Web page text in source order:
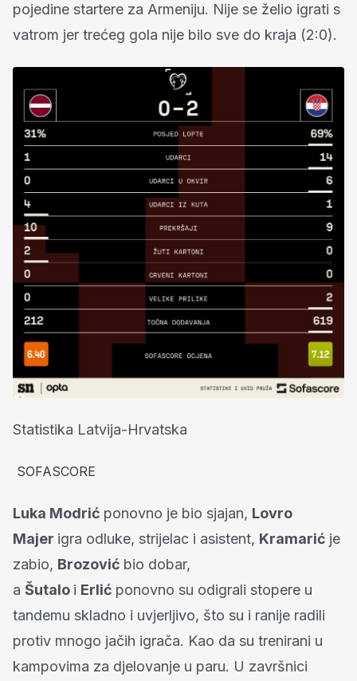
pojedine startere za Armeniju. Nije se želio igrati s
vatrom jer trećeg gola nije bilo sve do kraja (2:0).
Statistika Latvija-Hrvatska
SOFASCORE
Luka Modrić ponovno je bio sjajan, Lovro
Majer igra odluke, strijelac i asistent, Kramarić je
zabio, Brozović bio dobar,
a Šutalo i Erlić ponovno su odigrali stopere u
tandemu skladno i uvjerljivo, što su i ranije radili
protiv mnogo jačih igrača. Kao da su trenirani u
kampovima za djelovanje u paru. U završnici